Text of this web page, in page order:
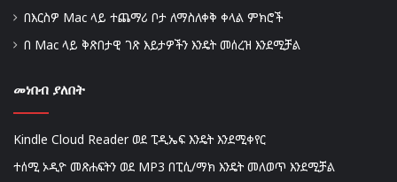
በእርስዎ Mac ላይ ተጨማሪ ቦታ ለማስለቀቅ ቀላል ምክሮች
በ Mac ላይ ቅጽበታዊ ገጽ እይታዎችን እንዴት መሰረዝ እንደሚቻል
መነበብ ያለበት
Kindle Cloud Reader ወደ ፒዲኤፍ እንዴት እንደሚቀየር
ተሰሚ ኦዲዮ መጽሐፍትን ወደ MP3 በፒሲ/ማክ እንዴት መለወጥ እንደሚቻል